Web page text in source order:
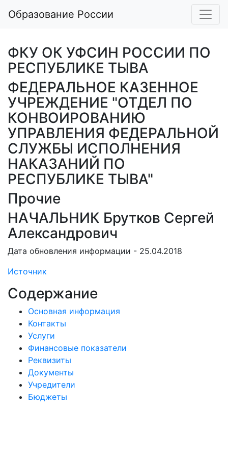
Образование России
ФКУ ОК УФСИН РОССИИ ПО
РЕСПУБЛИКЕ ТЫВА
ФЕДЕРАЛЬНОЕ КАЗЕННОЕ
УЧРЕЖДЕНИЕ "ОТДЕЛ ПО
КОНВОИРОВАНИЮ
УПРАВЛЕНИЯ ФЕДЕРАЛЬНОЙ
СЛУЖБЫ ИСПОЛНЕНИЯ
НАКАЗАНИЙ ПО
РЕСПУБЛИКЕ ТЫВА"
Прочие
НАЧАЛЬНИК Брутков Сергей
Александрович
Дата обновления информации - 25.04.2018
Источник
Содержание
Основная информация
Контакты
Услуги
Финансовые показатели
Реквизиты
Документы
Учредители
Бюджеты